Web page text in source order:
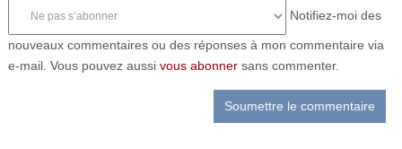
Notifiez-moi des
nouveaux commentaires ou des réponses à mon commentaire via
e-mail. Vous pouvez aussi vous abonnersans commenter.